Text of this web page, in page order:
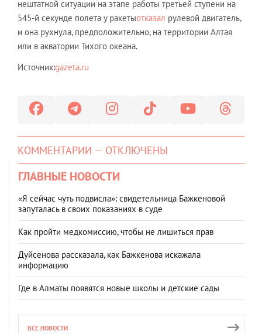
нештатной ситуации на этапе работы третьей ступени на
545-й секунде полета у ракетыотказал рулевой двигатель,
и она рухнула, предположительно, на территории Алтая
или в акватории Тихого океана.
Источник:gazeta.ru
КОММЕНТАРИИ — ОТКЛЮЧЕНЫ
ГЛАВНЫЕ НОВОСТИ
«Я сейчас чуть подвисла»: свидетельница Бажкеновой
запуталась в своих показаниях в суде
Как пройти медкомиссию, чтобы не лишиться прав
Дуйсенова рассказала, как Бажкенова искажала
информацию
Где в Алматы появятся новые школы и детские сады
ВСЕ НОВОСТИ